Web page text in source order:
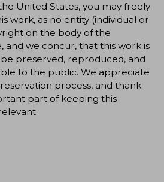
United States, you may freely
work, as no entity (individual or
on the body of the
and we concur, that this work is
preserved, reproduced, and
to the public. We appreciate
process, and thank
part of keeping this